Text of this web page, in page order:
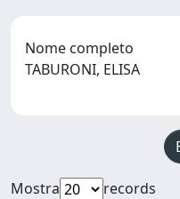
Nome completo
TABURONI, ELISA
Mostra
records